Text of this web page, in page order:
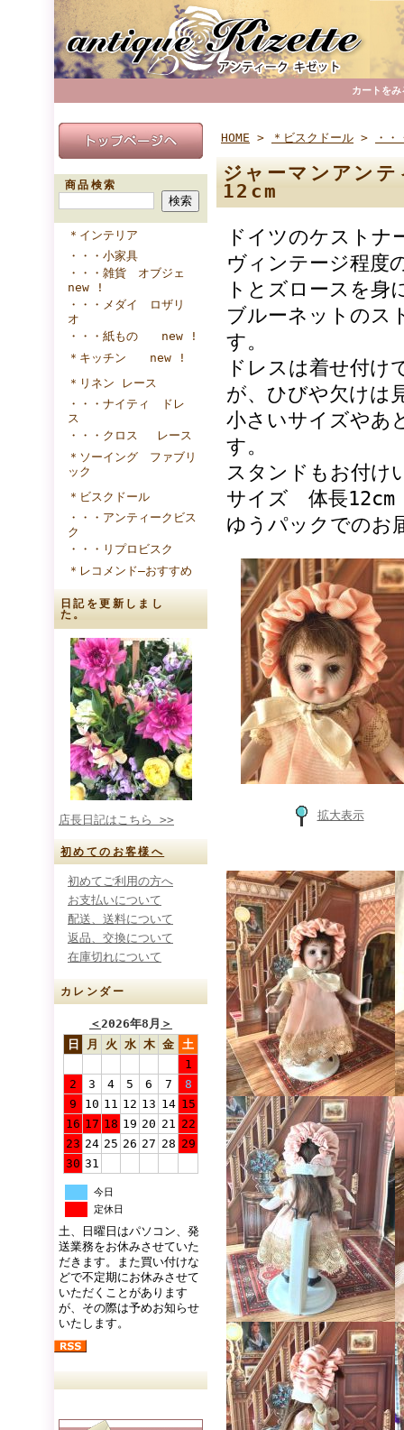
カートをみ
商品検索
＊インテリア
・・・小家具
・・・雑貨 オブジェ
new !
・・・メダイ ロザリ
オ
・・・紙もの new !
＊キッチン new !
＊リネン レース
・・・ナイティ ドレ
ス
・・・クロス レース
＊ソーイング ファブリ
ック
＊ビスクドール
・・・アンティークビス
ク
・・・リプロビスク
＊レコメンド―おすすめ
日記を更新しまし
た。
店長日記はこちら >>
初めてのお客様へ
初めてご利用の方へ
お支払いについて
配送、送料について
返品、交換について
在庫切れについて
カレンダー
＜2026年8月 ＞
日
月 火 水 木 金 土
1
2
3 4 5 6 7
8
9
10 11 12 13 14 15
16 17 18 19 20 21 22
23 24 25 26 27 28 29
30 31
今日
定休日
土、日曜日はパソコン、発
送業務をお休みさせていた
だきます。また買い付けな
どで不定期にお休みさせて
いただくことがあります
が、その際は予めお知らせ
いたします。
HOME > ＊ビスクドール > ・
ジャーマンア
12cm
ドイツのケストナ
ヴィンテージ程度
トとズロースを身
ブルーネットのス
す。
ドレスは着せ付け
が、ひびや欠けは
小さいサイズやあ
す。
スタンドもお付け
サイズ 体長12cm
ゆうパックでの
拡大表示